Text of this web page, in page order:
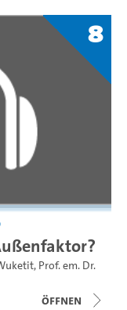
8
, Prof. em. Dr.
Öffnen